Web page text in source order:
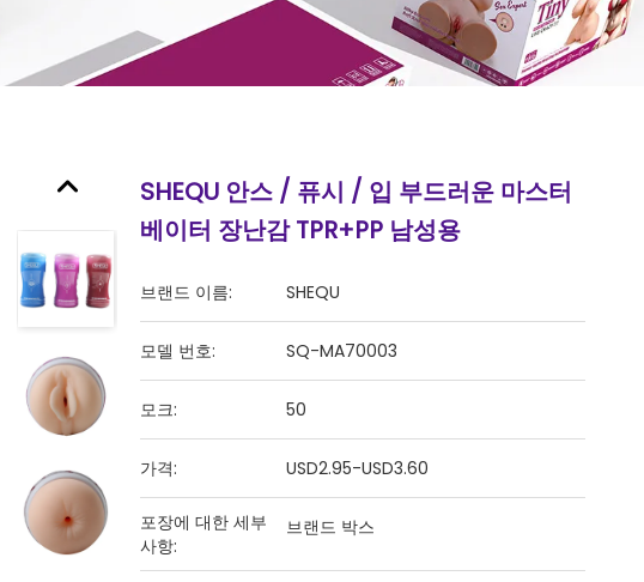
SHEQU 안스 / 퓨시 / 입 부드러운 마스터
베이터 장난감 TPR+PP 남성용
브랜드 이름: SHEQU
모델 번호: SQ-MA70003
모크: 50
가격: USD2.95-USD3.60
포장에 대한 세부
사항:
브랜드 박스